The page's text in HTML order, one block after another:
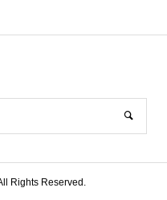
Rights Reserved.